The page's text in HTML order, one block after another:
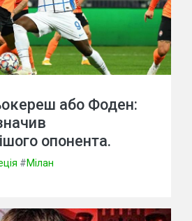
або Фоден:
опонента.
#Мілан